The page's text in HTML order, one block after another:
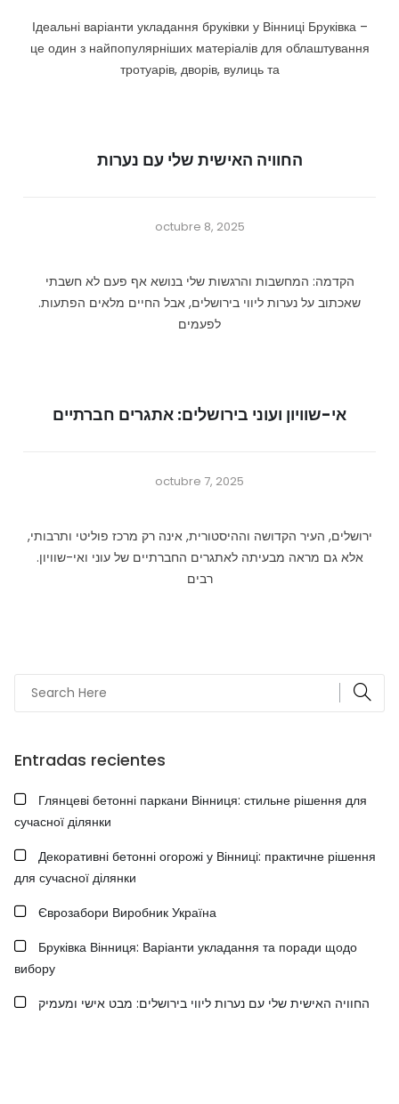
Ідеальні варіанти укладання бруківки у Вінниці Бруківка –
це один з найпопулярніших матеріалів для облаштування
тротуарів, дворів, вулиць та
החוויה האישית שלי עם נערות
octubre 8, 2025
הקדמה: המחשבות והרגשות שלי בנושא אף פעם לא חשבתי
שאכתוב על נערות ליווי בירושלים, אבל החיים מלאים הפתעות.
לפעמים
אי-שוויון ועוני בירושלים: אתגרים חברתיים
octubre 7, 2025
ירושלים, העיר הקדושה וההיסטורית, אינה רק מרכז פוליטי ותרבותי,
אלא גם מראה מבעיתה לאתגרים החברתיים של עוני ואי-שוויון.
רבים
Entradas recientes
Глянцеві бетонні паркани Вінниця: стильне рішення для
сучасної ділянки
Декоративні бетонні огорожі у Вінниці: практичне рішення
для сучасної ділянки
Єврозабори Виробник Україна
Бруківка Вінниця: Варіанти укладання та поради щодо
вибору
החוויה האישית שלי עם נערות ליווי בירושלים: מבט אישי ומעמיק